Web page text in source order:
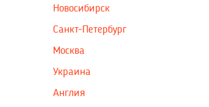
Новосибирск
Санкт-Петербург
Москва
Украина
Англия